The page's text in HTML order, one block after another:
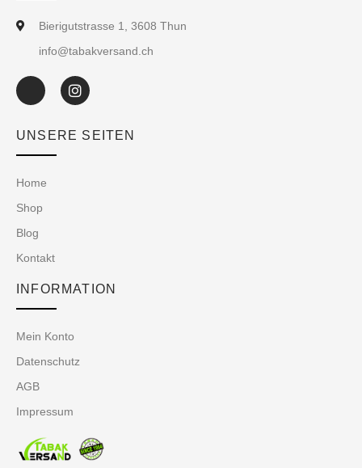
Bierigutstrasse 1, 3608 Thun
info@tabakversand.ch
UNSERE SEITEN
Home
Shop
Blog
Kontakt
INFORMATION
Mein Konto
Datenschutz
AGB
Impressum